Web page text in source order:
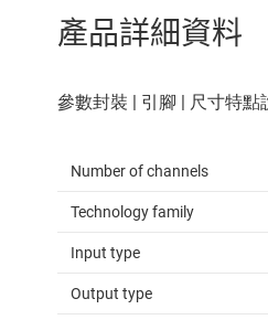
產品詳細資料
Number of channels
Technology family
Input type
Output type